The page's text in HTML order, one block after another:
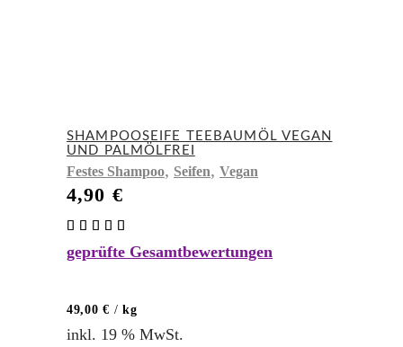
SHAMPOOSEIFE TEEBAUMÖL VEGAN
UND PALMÖLFREI
Festes Shampoo, Seifen, Vegan
4,90 €
5.00
geprüfte Gesamtbewertungen
49,00€ /kg
inkl. 19 % MwSt.